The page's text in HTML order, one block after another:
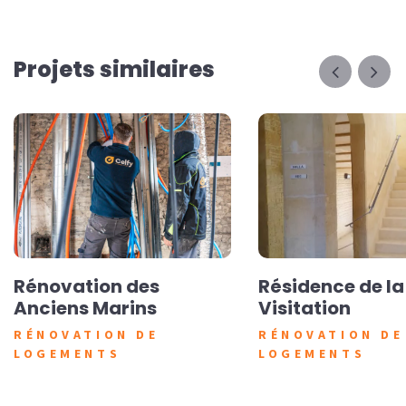
Projets similaires
Rénovation des
Anciens Marins
RÉNOVATION DE
LOGEMENTS
Résidence de la
Visitation
RÉNOVATION DE
LOGEMENTS